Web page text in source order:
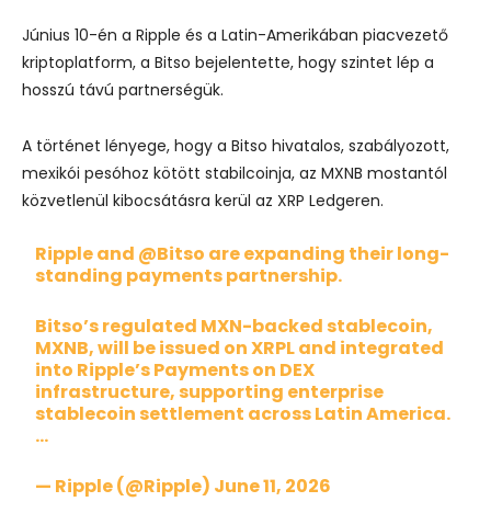
Június 10-én a Ripple és a Latin-Amerikában piacvezető
kriptoplatform, a Bitso bejelentette, hogy szintet lép a
hosszú távú partnerségük.
A történet lényege, hogy a Bitso hivatalos, szabályozott,
mexikói pesóhoz kötött stabilcoinja, az MXNB mostantól
közvetlenül kibocsátásra kerül az XRP Ledgeren.
Ripple and @Bitso are expanding their long-
standing payments partnership.
Bitso’s regulated MXN-backed stablecoin,
MXNB, will be issued on XRPL and integrated
into Ripple’s Payments on DEX
infrastructure, supporting enterprise
stablecoin settlement across Latin America.
…
— Ripple (@Ripple) June 11, 2026